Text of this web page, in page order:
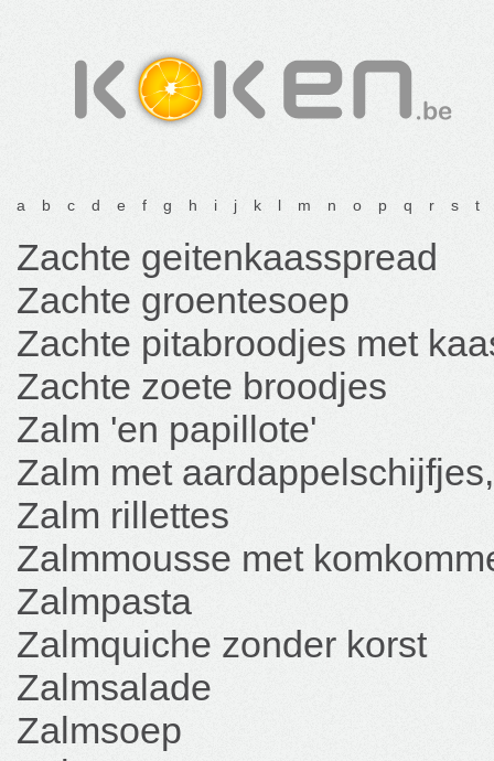
a b c d e f g h i j k l m n o p q r s t
Zachte geitenkaasspread
Zachte groentesoep
Zachte pitabroodjes met
Zachte zoete broodjes
Zalm 'en papillote'
Zalm met
Zalm rillettes
Zalmmousse met
Zalmpasta
Zalmquiche zonder korst
Zalmsalade
Zalmsoep